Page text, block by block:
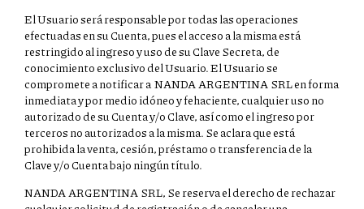
El Usuario será responsable por todas las operaciones
efectuadas en su Cuenta, pues el acceso a la misma está
restringido al ingreso y uso de su Clave Secreta, de
conocimiento exclusivo del Usuario. El Usuario se
compromete a notificar a NANDA ARGENTINA SRL en forma
inmediata y por medio idóneo y fehaciente, cualquier uso no
autorizado de su Cuenta y/o Clave, así como el ingreso por
terceros no autorizados a la misma. Se aclara que está
prohibida la venta, cesión, préstamo o transferencia de la
Clave y/o Cuenta bajo ningún título.
NANDA ARGENTINA SRL, Se reserva el derecho de rechazar